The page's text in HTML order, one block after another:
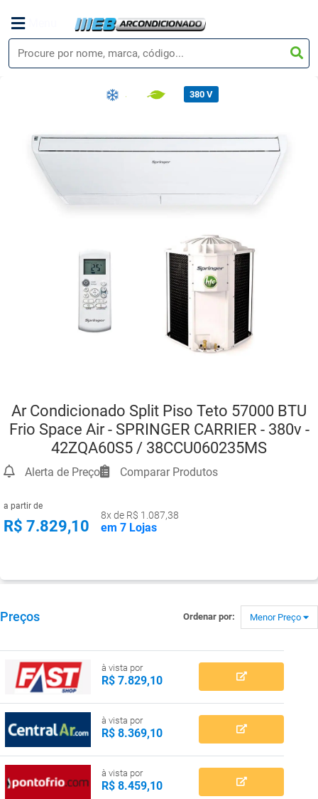
Ar Condicionado Split Piso Teto 57000 BTU
Frio Space Air - SPRINGER CARRIER - 380v -
42ZQA60S5 / 38CCU060235MS
Alerta de Preço Comparar Produtos
a partir de
R$ 7.829,10
8x de R$ 1.087,38
em 7 Lojas
380 V
Preços Ordenar por: Menor Preço
à vista por
R$ 7.829,10
à vista por
R$ 8.369,10
à vista por
R$ 8.459,10